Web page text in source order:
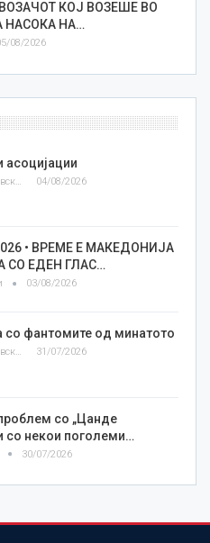
КОЈ ВОЗЕШЕ ВО
НАСОКА НА…
08/2026
асоцијации
Златко Теодосиевски 04/08/2026
• ВРЕМЕ Е МАКЕДОНИЈА
СО ЕДЕН ГЛАС…
03/08/2026
со фантомите од минатото
Златко Теодосиевски 31/07/2026
со „Цанде
со некои поголеми…
30/07/2026